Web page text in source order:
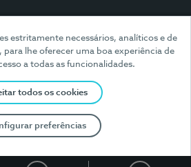
estritamente necessários, analíticos e de
lhe oferecer uma boa experiência de
a todas as funcionalidades.
todos os cookies
preferências